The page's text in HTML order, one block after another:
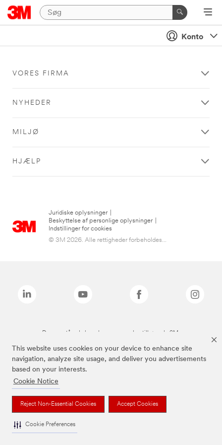
This website uses cookies on your device to enhance site
navigation, analyze site usage, and deliver you advertisements
based on your interests.
Cookie Notice
Reject Non-Essential Cookies Accept Cookies
Cookie Preferences
Konto
VORES FIRMA
NYHEDER
MILJØ
HJÆLP
Juridiske oplysninger
Beskyttelse af personlige oplysninger
Indstillinger for cookies
© 3M 2026. Alle rettigheder forbeholdes...
De ovenstående brands er varemærker tilhørende 3M.